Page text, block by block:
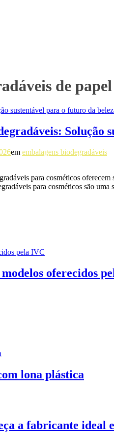
de
Solução
em embalagens biodegradáveis
para cosméticos
para cosméticos são
oferecidos
lona plástica
a fabricante ideal